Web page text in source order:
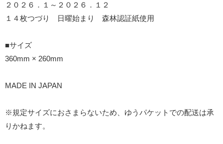
２０２６．１～２０２６．１２
１４枚つづり 日曜始まり 森林認証紙使用
■サイズ
360mm × 260mm
MADE IN JAPAN
※規定サイズにおさまらないため、ゆうパケットでの配送は承
りかねます。